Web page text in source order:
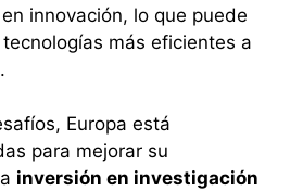
innovación, lo que puede
más eficientes a
Europa está
para mejorar su
inversión en investigación